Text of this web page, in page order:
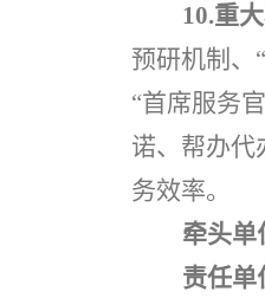
10.重
预研机制、 “
“首席服务官
诺、帮办代
务效率。
牵头单
责任单